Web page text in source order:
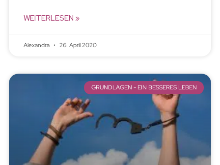
WEITERLESEN »
Alexandra 26. April 2020
GRUNDLAGEN - EIN BESSERES LEBEN